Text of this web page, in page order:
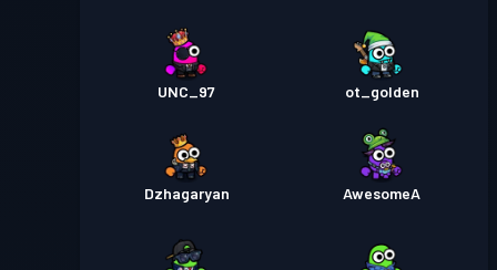
UNC_97 ot_golden
Dzhagaryan AwesomeA